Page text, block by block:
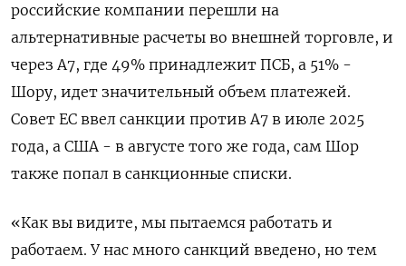
российские компании перешли на
альтернативные ​расчеты во внешней ​торговле, и
​через А7, где ⁠49% принадлежит ПСБ, а ‌51% -
Шору, идет значительный объем ‌платежей.
Совет ЕС ввел санкции против А7 в июле 2025 ​
года, а США - в августе того ‌же года, сам Шор
также попал в санкционные ​списки.
«Как вы видите, мы пытаемся работать и
‌работаем. У нас много санкций введено, но тем